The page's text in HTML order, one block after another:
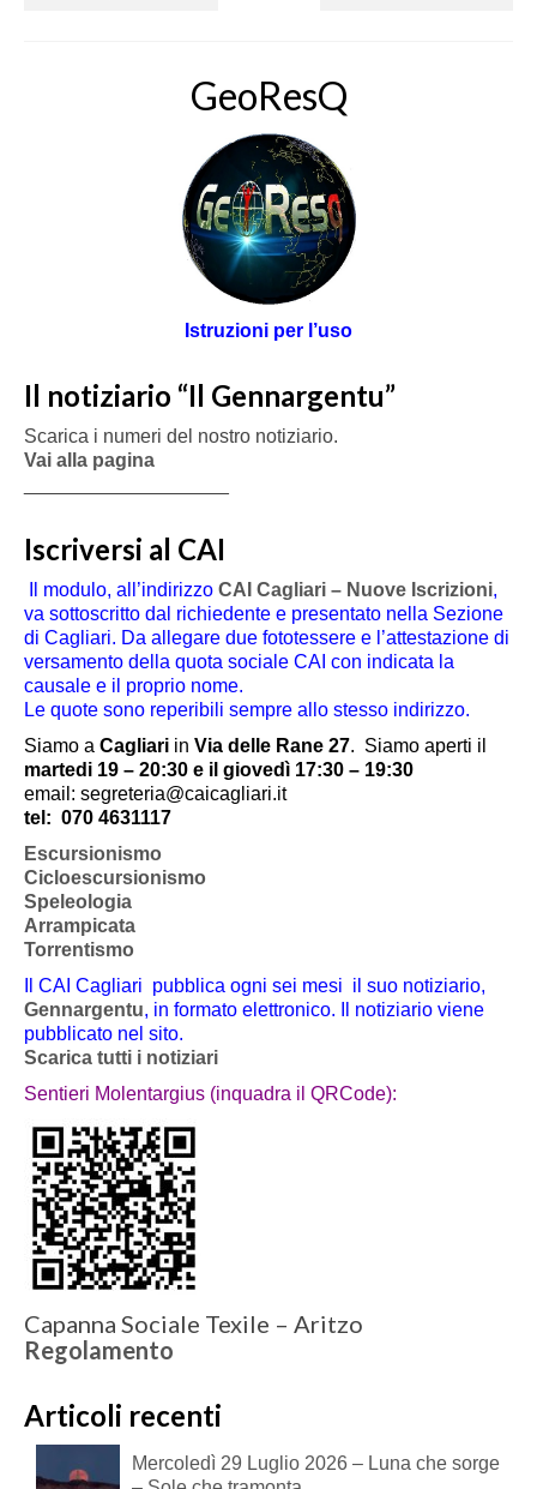
GeoResQ
Istruzioni per l’uso
Il notiziario “Il Gennargentu”
Scarica i numeri del nostro notiziario.
Vai alla pagina
Iscriversi al CAI
Il modulo, all’indirizzo CAI Cagliari – Nuove Iscrizioni,
va sottoscritto dal richiedente e presentato nella Sezione
di Cagliari. Da allegare due fototessere e l’attestazione di
versamento della quota sociale CAI con indicata la
causale e il proprio nome.
Le quote sono reperibili sempre allo stesso indirizzo.
Siamo a Cagliari in Via delle Rane 27. Siamo aperti il
martedi 19 – 20:30 e il giovedì 17:30 – 19:30
email: segreteria@caicagliari.it
tel: 070 4631117
Escursionismo
Cicloescursionismo
Speleologia
Arrampicata
Torrentismo
Il CAI Cagliari pubblica ogni sei mesi il suo notiziario,
Gennargentu, in formato elettronico. Il notiziario viene
pubblicato nel sito.
Scarica tutti i notiziari
Sentieri Molentargius (inquadra il QRCode):
Capanna Sociale Texile – Aritzo
Regolamento
Articoli recenti
Mercoledì 29 Luglio 2026 – Luna che sorge